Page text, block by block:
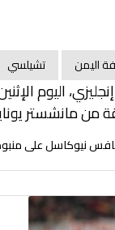
اليمن تشيلسي
اليوم
مانشستر
نيوكاسل على